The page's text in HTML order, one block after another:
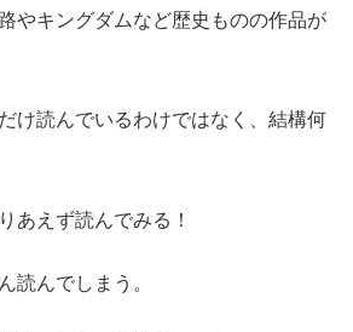
やキングダムなど歴史ものの作品が
け読んでいるわけではなく、結構何
あえず読んでみる！
読んでしまう。